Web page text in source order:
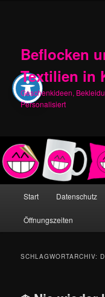
Beflocken
Textilien in
Geschenkideen,
Personalisiert
Start Datenschutz
Öffnungszeiten
SCHLAGWORTARCHIV: